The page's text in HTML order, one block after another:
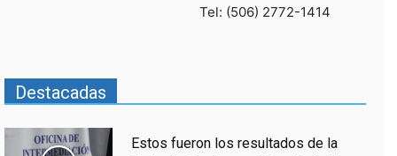
Tel: (506) 2772-1414
Destacadas
Estos fueron los resultados de la